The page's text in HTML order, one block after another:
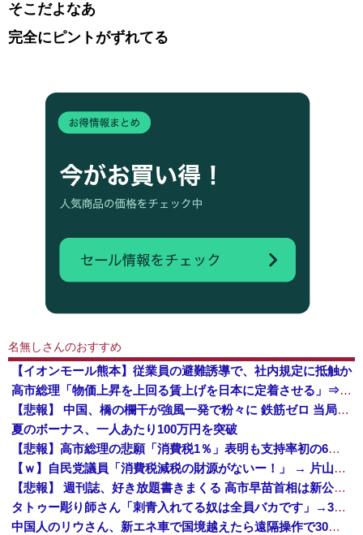
そこだよなあ
完全にピントがずれてる
名無しさんのおすすめ
【イオンモール熊本】従業員の避難誘導で、社内規定に抵触か
高市総理「物価上昇を上回る賃上げを日本に定着させる」⇒ 国家公務員月給3.51％増へ
【悲報】 中国、橋の欄干が強風一発で粉々に 鉄筋ゼロ 当局「接着剤でくっつけただけ」「正常で、品質問題はない」
夏のボーナス、一人あたり100万円を突破
【悲報】高市総理の悲願「消費税1％」表明も支持率初の6割切り
【ｗ】自民党議員「消費税減税の財源がないー！」 → 片山財務相、財源の心配は１ミリもいらない！と主張 ｗｗｗｗｗｗｗｗｗｗｗｗｗｗ
【悲報】 週刊誌、好き放題書きまくる 高市早苗首相は新公用車の贅を尽くした後部座席でたばこを吸うのが至福の時間「どんどん延びる乗車時間」
タトゥー彫り師さん「刺青入れてる奴は全員バカです」→30万再生ｗｗｗｗｗｗ
中国人のリウさん、新エネ車で国境越えたら遠隔操作で30時間ロックされる！